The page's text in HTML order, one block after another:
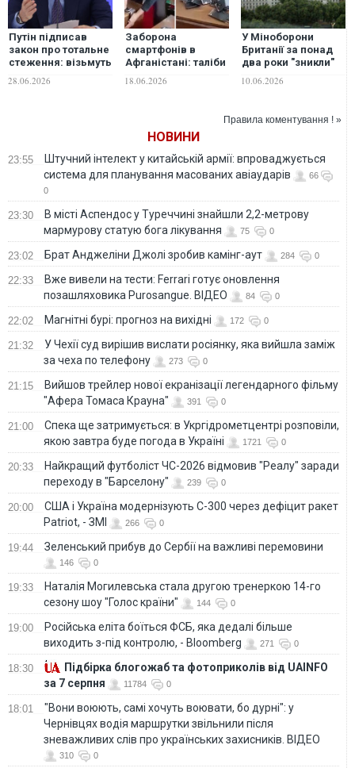
Путін підписав
закон про тотальне
стеження: візьмуть
мобільні телефони
28.06.2026
Заборона
смартфонів в
Афганістані: таліби
нищити гаджети
18.06.2026
У Міноборони
Британії за понад
два роки "зникли"
ноутбуків,
10.06.2026
Правила коментування ! »
НОВИНИ
23:55
Штучний інтелект у китайській армії: впроваджується
система для планування масованих авіаударів
66
0
23:30
В місті Аспендос у Туреччині знайшли 2,2-метрову
мармурову статую бога лікування
75 0
23:02 Брат Анджеліни Джолі зробив камінг-аут 284 0
22:33
Вже вивели на тести: Ferrari готує оновлення
позашляховика Purosangue. ВІДЕО
84 0
22:02 Магнітні бурі: прогноз на вихідні 172 0
21:32
У Чехії суд вирішив вислати росіянку, яка вийшла заміж
за чеха по телефону
273 0
21:15
Вийшов трейлер нової екранізації легендарного фільму
"Афера Томаса Крауна"
391 0
21:00
Спека ще затримується: в Укргідрометцентрі розповіли,
якою завтра буде погода в Україні
1721 0
20:33
Найкращий футболіст ЧС-2026 відмовив "Реалу" заради
переходу в "Барселону"
239 0
20:00
США і Україна модернізують С-300 через дефіцит ракет
Patriot, - ЗМІ
266 0
19:44 Зеленський прибув до Сербії на важливі перемовини
146 0
19:33
Наталія Могилевська стала другою тренеркою 14-го
сезону шоу "Голос країни"
144 0
19:00
Російська еліта боїться ФСБ, яка дедалі більше
виходить з-під контролю, - Bloomberg
271 0
18:30
Підбірка блогожаб та фотоприколів від UAINFO
за 7 серпня
11784 0
18:01
"Вони воюють, самі хочуть воювати, бо дурні": у
Чернівцях водія маршрутки звільнили після
зневажливих слів про українських захисників. ВІДЕО
310 0